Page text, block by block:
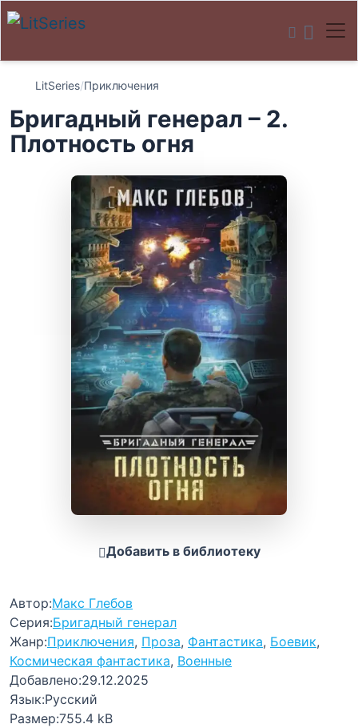
LitSeries/Приключения
Бригадный генерал – 2.
Плотность огня
Добавить в библиотеку
Автор:Макс Глебов
Серия:Бригадный генерал
Жанр:Приключения, Проза, Фантастика, Боевик,
Космическая фантастика, Военные
Добавлено:29.12.2025
Язык:Русский
Размер:755.4 kB